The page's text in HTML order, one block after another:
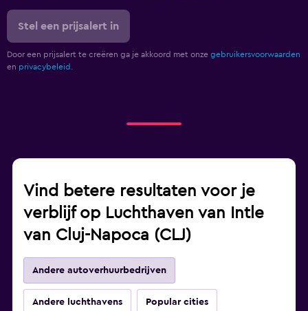
Stel een prijsalert in
Door een prijsalert te creëren ga je akkoord met onze gebruikersvoorwaarden
en privacybeleid.
Vind betere resultaten voor je
verblijf op Luchthaven van Intle
van Cluj-Napoca (CLJ)
Andere autoverhuurbedrijven
Andere luchthavens Popular cities